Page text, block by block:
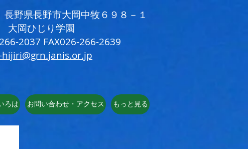
野県長野市大岡中牧６９８－１
大岡ひじり学園
2037 FAX026-266-2639
hijiri@grn.janis.or.jp
ろは お問い合わせ・アクセス もっと見る